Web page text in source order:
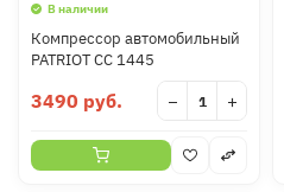
В наличии
Компрессор автомобильный
PATRIOT CC 1445
3490 руб. − +